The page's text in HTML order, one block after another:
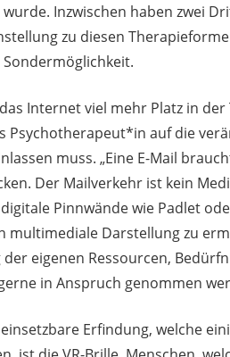
Inzwischen haben zwei
zu diesen
Internet viel mehr Platz in der
Psychotherapeut*in auf die
muss. „Eine E-Mail
Der Mailverkehr ist kein
Pinnwände wie Padlet
Darstellung zu
eigenen Ressourcen,
in Anspruch genommen
Erfindung, welche